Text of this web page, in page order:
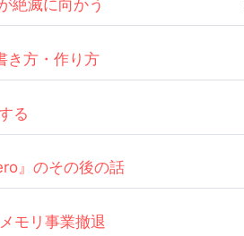
絶滅に向かう
き方・作り方
る
』のその後の話
モリ事業撤退